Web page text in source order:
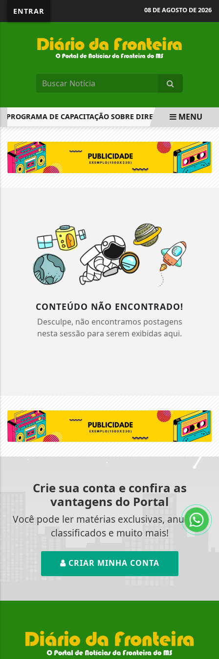
ENTRAR 08 DE AGOSTO DE 2026
DE CAPACITAÇÃO SOBRE DIREITOS DA MULHER
MENU
CONTEÚDO NÃO ENCONTRADO!
Desculpe, não encontramos postagens
nesta sessão para serem exibidas aqui.
Crie sua conta e confira as
vantagens do Portal
Você pode ler matérias exclusivas, anunciar
classificados e muito mais!
CRIAR MINHA CONTA